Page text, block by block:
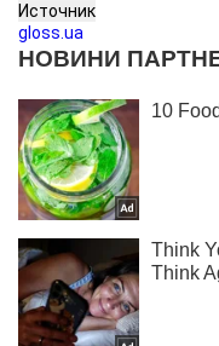
Источник
gloss.ua